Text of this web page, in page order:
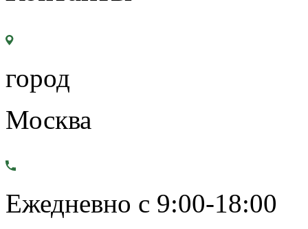
город
Москва
Ежедневно с 9:00-18:00